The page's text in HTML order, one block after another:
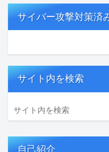
サイバー攻撃対策済
サイト内を検索
自己紹介